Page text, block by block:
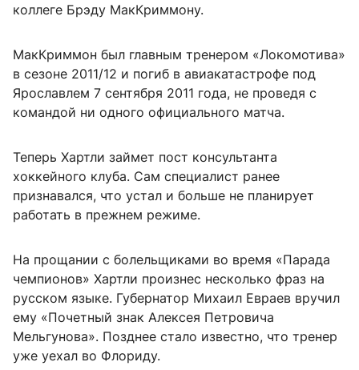
коллеге Брэду МакКриммону.
МакКриммон был главным тренером «Локомотива»
в сезоне 2011/12 и погиб в авиакатастрофе под
Ярославлем 7 сентября 2011 года, не проведя с
командой ни одного официального матча.
Теперь Хартли займет пост консультанта
хоккейного клуба. Сам специалист ранее
признавался, что устал и больше не планирует
работать в прежнем режиме.
На прощании с болельщиками во время «Парада
чемпионов» Хартли произнес несколько фраз на
русском языке. Губернатор Михаил Евраев вручил
ему «Почетный знак Алексея Петровича
Мельгунова». Позднее стало известно, что тренер
уже уехал во Флориду.